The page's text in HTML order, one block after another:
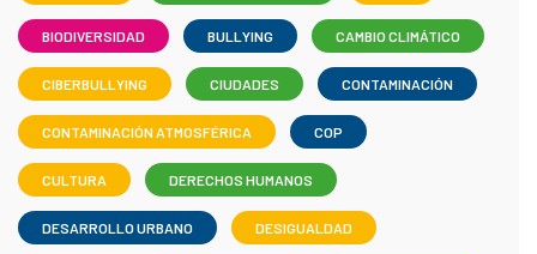
BIODIVERSIDAD BULLYING CAMBIO CLIMÁTICO
CIBERBULLYING CIUDADES CONTAMINACIÓN
CONTAMINACIÓN ATMOSFÉRICA COP
CULTURA DERECHOS HUMANOS
DESARROLLO URBANO DESIGUALDAD